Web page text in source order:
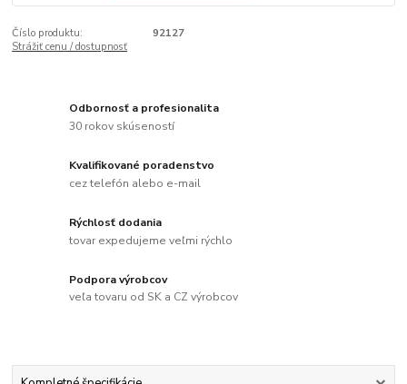
Číslo produktu:
92127
Strážiť cenu / dostupnosť
Odbornosť a profesionalita
30 rokov skúseností
Kvalifikované poradenstvo
cez telefón alebo e-mail
Rýchlosť dodania
tovar expedujeme veľmi rýchlo
Podpora výrobcov
veľa tovaru od SK a CZ výrobcov